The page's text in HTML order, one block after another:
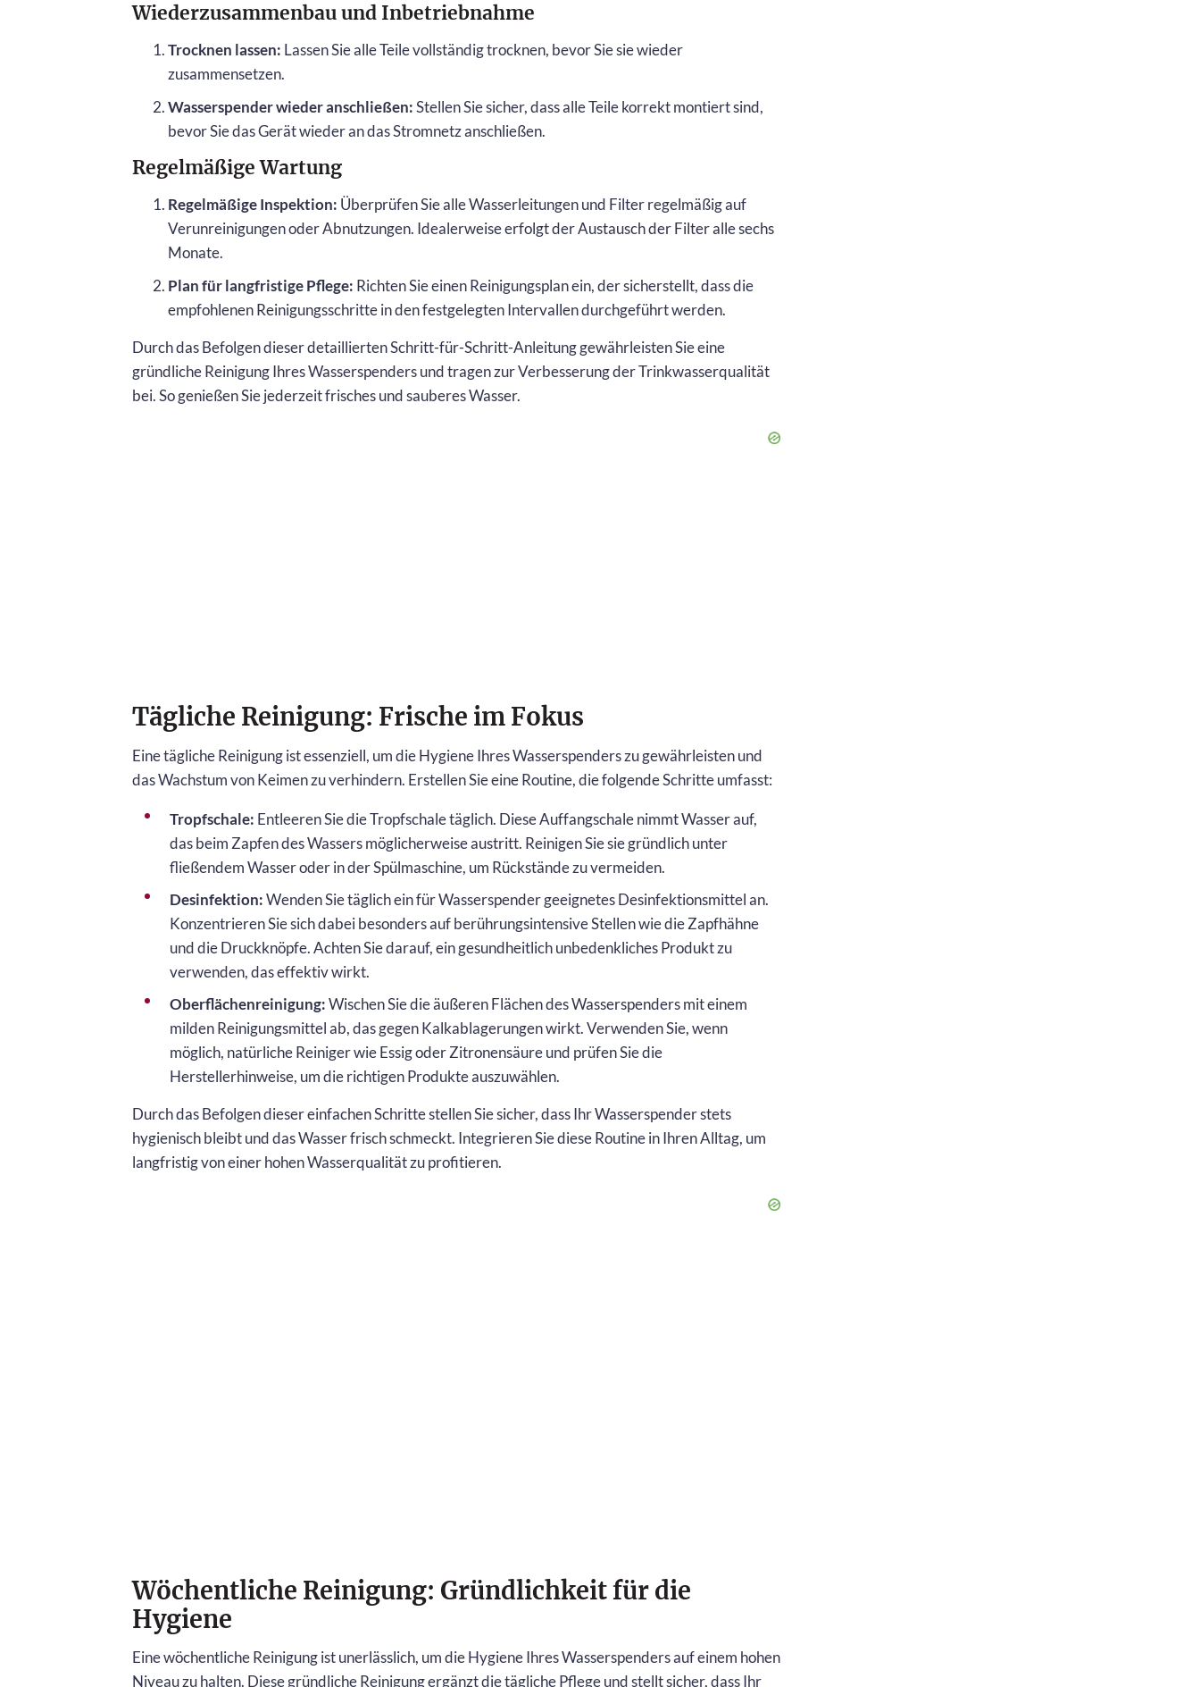
Wiederzusammenbau und Inbetriebnahme
Trocknen lassen: Lassen Sie alle Teile vollständig trocknen, bevor Sie sie wieder
zusammensetzen.
Wasserspender wieder anschließen:Stellen Sie sicher, dass alle Teile korrekt montiert sind,
bevor Sie das Gerät wieder an das Stromnetz anschließen.
Regelmäßige Wartung
Regelmäßige Inspektion: Überprüfen Sie alle Wasserleitungen und Filter regelmäßig auf
Verunreinigungen oder Abnutzungen. Idealerweise erfolgt der Austausch der Filter alle sechs
Monate.
Plan für langfristige Pflege: Richten Sie einen Reinigungsplan ein, der sicherstellt, dass die
empfohlenen Reinigungsschritte in den festgelegten Intervallen durchgeführt werden.
Durch das Befolgen dieser detaillierten Schritt-für-Schritt-Anleitung gewährleisten Sie eine
gründliche Reinigung Ihres Wasserspenders und tragen zur Verbesserung der Trinkwasserqualität
bei. So genießen Sie jederzeit frisches und sauberes Wasser.
Tägliche Reinigung: Frische im Fokus
Eine tägliche Reinigung ist essenziell, um die Hygiene Ihres Wasserspenders zu gewährleisten und
das Wachstum von Keimen zu verhindern. Erstellen Sie eine Routine, die folgende Schritte umfasst:
Tropfschale: Entleeren Sie die Tropfschale täglich. Diese Auffangschale nimmt Wasser auf,
das beim Zapfen des Wassers möglicherweise austritt. Reinigen Sie sie gründlich unter
fließendem Wasser oder in der Spülmaschine, um Rückstände zu vermeiden.
Desinfektion:Wenden Sie täglich ein für Wasserspender geeignetes Desinfektionsmittel an.
Konzentrieren Sie sich dabei besonders auf berührungsintensive Stellen wie die Zapfhähne
und die Druckknöpfe. Achten Sie darauf, ein gesundheitlich unbedenkliches Produkt zu
verwenden, das effektiv wirkt.
Oberflächenreinigung:Wischen Sie die äußeren Flächen des Wasserspenders mit einem
milden Reinigungsmittel ab, das gegen Kalkablagerungen wirkt. Verwenden Sie, wenn
möglich, natürliche Reiniger wie Essig oder Zitronensäure und prüfen Sie die
Herstellerhinweise, um die richtigen Produkte auszuwählen.
Durch das Befolgen dieser einfachen Schritte stellen Sie sicher, dass Ihr Wasserspender stets
hygienisch bleibt und das Wasser frisch schmeckt. Integrieren Sie diese Routine in Ihren Alltag, um
langfristig von einer hohen Wasserqualität zu profitieren.
Wöchentliche Reinigung: Gründlichkeit für die
Hygiene
Eine wöchentliche Reinigung ist unerlässlich, um die Hygiene Ihres Wasserspenders auf einem hohen
Niveau zu halten. Diese gründliche Reinigung ergänzt die tägliche Pflege und stellt sicher, dass Ihr